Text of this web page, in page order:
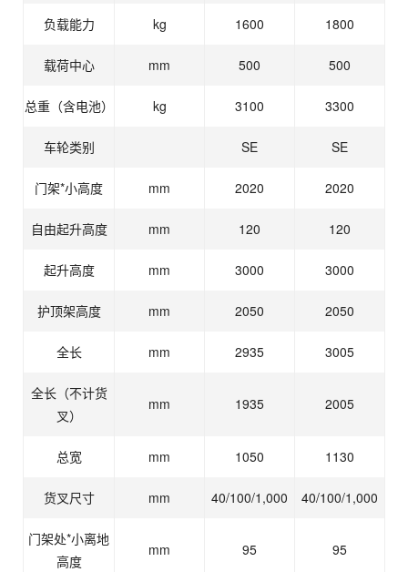
负载能力 kg 1600 1800
载荷中心 mm 500 500
总重（含电池） kg 3100 3300
车轮类别 SE SE
门架*小高度 mm 2020 2020
自由起升高度 mm 120 120
起升高度 mm 3000 3000
护顶架高度 mm 2050 2050
全长 mm 2935 3005
全长（不计货
叉）
mm 1935 2005
总宽 mm 1050 1130
货叉尺寸 mm 40/100/1,000 40/100/1,000
门架处*小离地
高度
mm 95 95